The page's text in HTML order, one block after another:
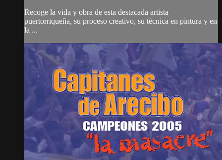
Recoge la vida y obra de esta destacada artista
puertorriqueña, su proceso creativo, su técnica en pintura y en
la ...